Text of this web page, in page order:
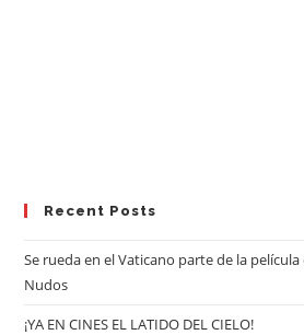
Recent Posts
Se rueda en el Vaticano parte de la
Nudos
¡YA EN CINES EL LATIDO DEL CIELO!